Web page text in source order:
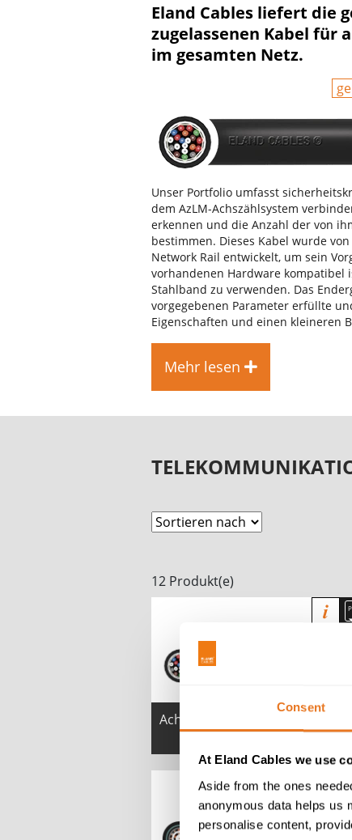
Consent
At Eland Cables we use
Aside from the ones
anonymous data helps us
personalise content,
Eland Cables liefert die
zugelassenen Kabel für
im gesamten Netz.
Unser Portfolio umfasst
dem AzLM-Achszählsystem
erkennen und die Anzahl der von
bestimmen. Dieses Kabel wurde
Network Rail entwickelt, um sein
vorhandenen Hardware kompatibel
Stahlband zu verwenden. Das
vorgegebenen Parameter erfüllte
Eigenschaften und einen kleineren
Mehr lesen
12 Produkt(e)
Achszählkabel - NR/L2/SIG/30060